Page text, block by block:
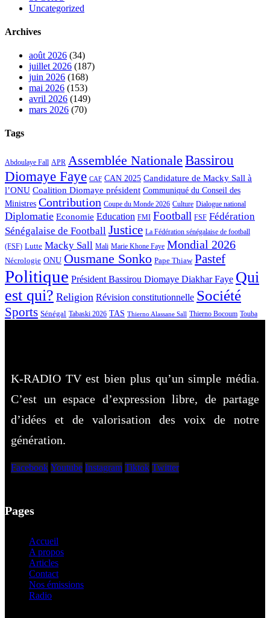
Uncategorized
Archives
août 2026 (34)
juillet 2026 (187)
juin 2026 (168)
mai 2026 (153)
avril 2026 (149)
mars 2026 (70)
Tags
Abdoulaye Fall APR Assemblée Nationale Bassirou
Diomaye Faye CAF CAN 2025 Candidature de Macky Sall à
l’ONU Coalition Diomaye président Communiqué du Conseil des
Ministres Contribution Coupe du Monde 2026 Culture Dialogue national
Diplomatie Economie Education FMI Football FSF Fédération
Sénégalaise de Football Justice La Fédération sénégalaise de football
(FSF) Lutte Macky Sall Mali Marie Khone Faye Mondial 2026
Nécrologie ONU Ousmane Sonko Pape Thiaw Pastef
Politique Président Bassirou Diomaye Diakhar Faye Qui
est qui? Religion Révision constitutionnelle Société
Sports Sénégal Tabaski 2026 TAS Thierno Alassane Sall Thierno Bocoum Touba
K-RADIO TV est bien plus qu’un simple média.
C’est un espace d’expression libre, de partage
d’idées et de valorisation des voix de notre
génération.
Facebook Youtube Instagram Tiktok Twitter
Pages
Accueil
A propos
Articles
Contact
Nos émissions
Radio